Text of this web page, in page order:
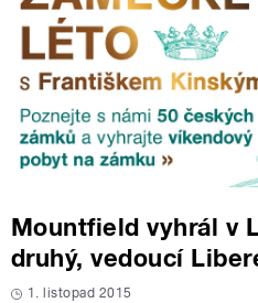
Mountfield vyhrál v
druhý, vedoucí
1. listopad 2015